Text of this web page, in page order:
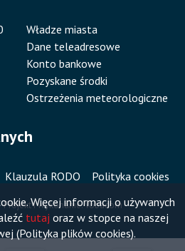
Więcej informacji o używanych
tutaj oraz w stopce na naszej
(Polityka plików cookies).
Władze miasta
Dane teleadresowe
Konto bankowe
Pozyskane środki
Ostrzeżenia meteorologiczne
Klauzula RODO Polityka cookies
Projekt i wykonanie:Vobacom